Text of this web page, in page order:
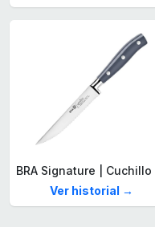
Ver historial →